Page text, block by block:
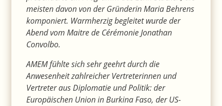
meisten davon von der Gründerin Maria Behrens
komponiert. Warmherzig begleitet wurde der
Abend vom Maitre de Cérémonie Jonathan
Convolbo.
AMEM fühlte sich sehr geehrt durch die
Anwesenheit zahlreicher Vertreterinnen und
Vertreter aus Diplomatie und Politik: der
Europäischen Union in Burkina Faso, der US-